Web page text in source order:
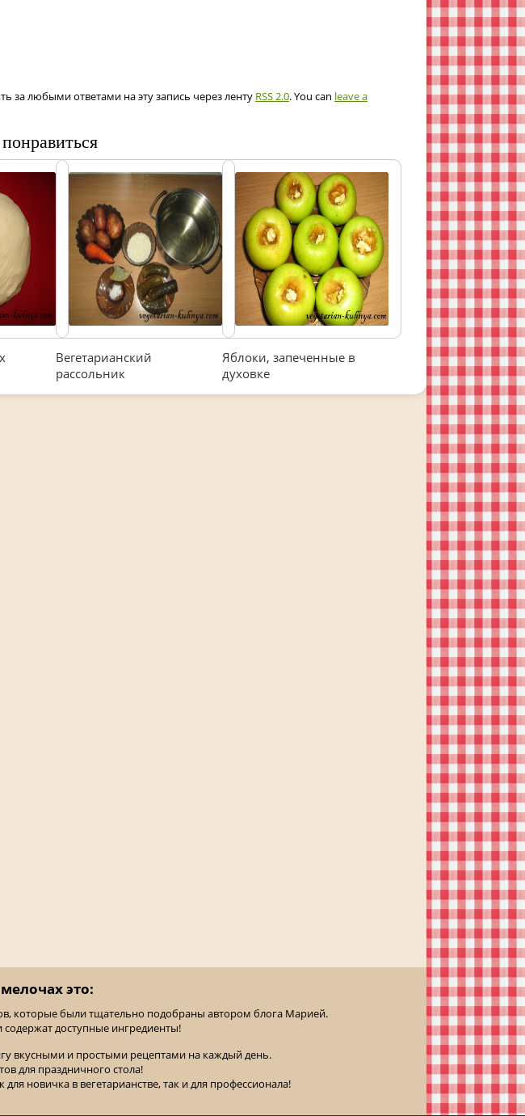
за любыми ответами на эту запись через ленту RSS 2.0. You can leave a
Вегетарианский
рассольник
Яблоки, запеченные в
духовке
это:
которые были тщательно подобраны автором блога Марией.
доступные ингредиенты!
вкусными и простыми рецептами на каждый день.
для праздничного стола!
новичка в вегетарианстве, так и для профессионала!